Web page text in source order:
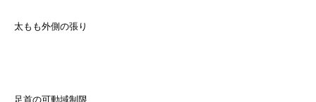
太もも外側の張り
足首の可動域制限